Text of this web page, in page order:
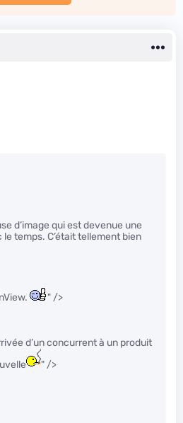
d’image qui est devenue une
temps. C’était tellement bien
" />
d’un concurrent à un produit
" />